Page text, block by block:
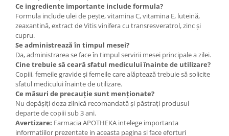
Ce ingrediente importante include formula?
Formula include ulei de pește, vitamina C, vitamina E, luteină,
zeaxantină, extract de Vitis vinifera cu transresveratrol, zinc și
cupru.
Se administrează în timpul mesei?
Da, administrarea se face în timpul servirii mesei principale a zilei.
Cine trebuie să ceară sfatul medicului înainte de utilizare?
Copiii, femeile gravide și femeile care alăptează trebuie să solicite
sfatul medicului înainte de utilizare.
Ce măsuri de precauție sunt menționate?
Nu depășiți doza zilnică recomandată și păstrați produsul
departe de copiii sub 3 ani.
Avertizare: Farmacia APOTHEKA intelege importanta
informatiilor prezentate in aceasta pagina si face eforturi